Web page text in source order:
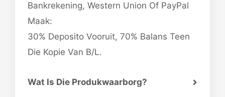
Bankrekening, Western Union Of PayPal
Maak:
30% Deposito Vooruit, 70% Balans Teen
Die Kopie Van B/L.
Wat Is Die Produkwaarborg?